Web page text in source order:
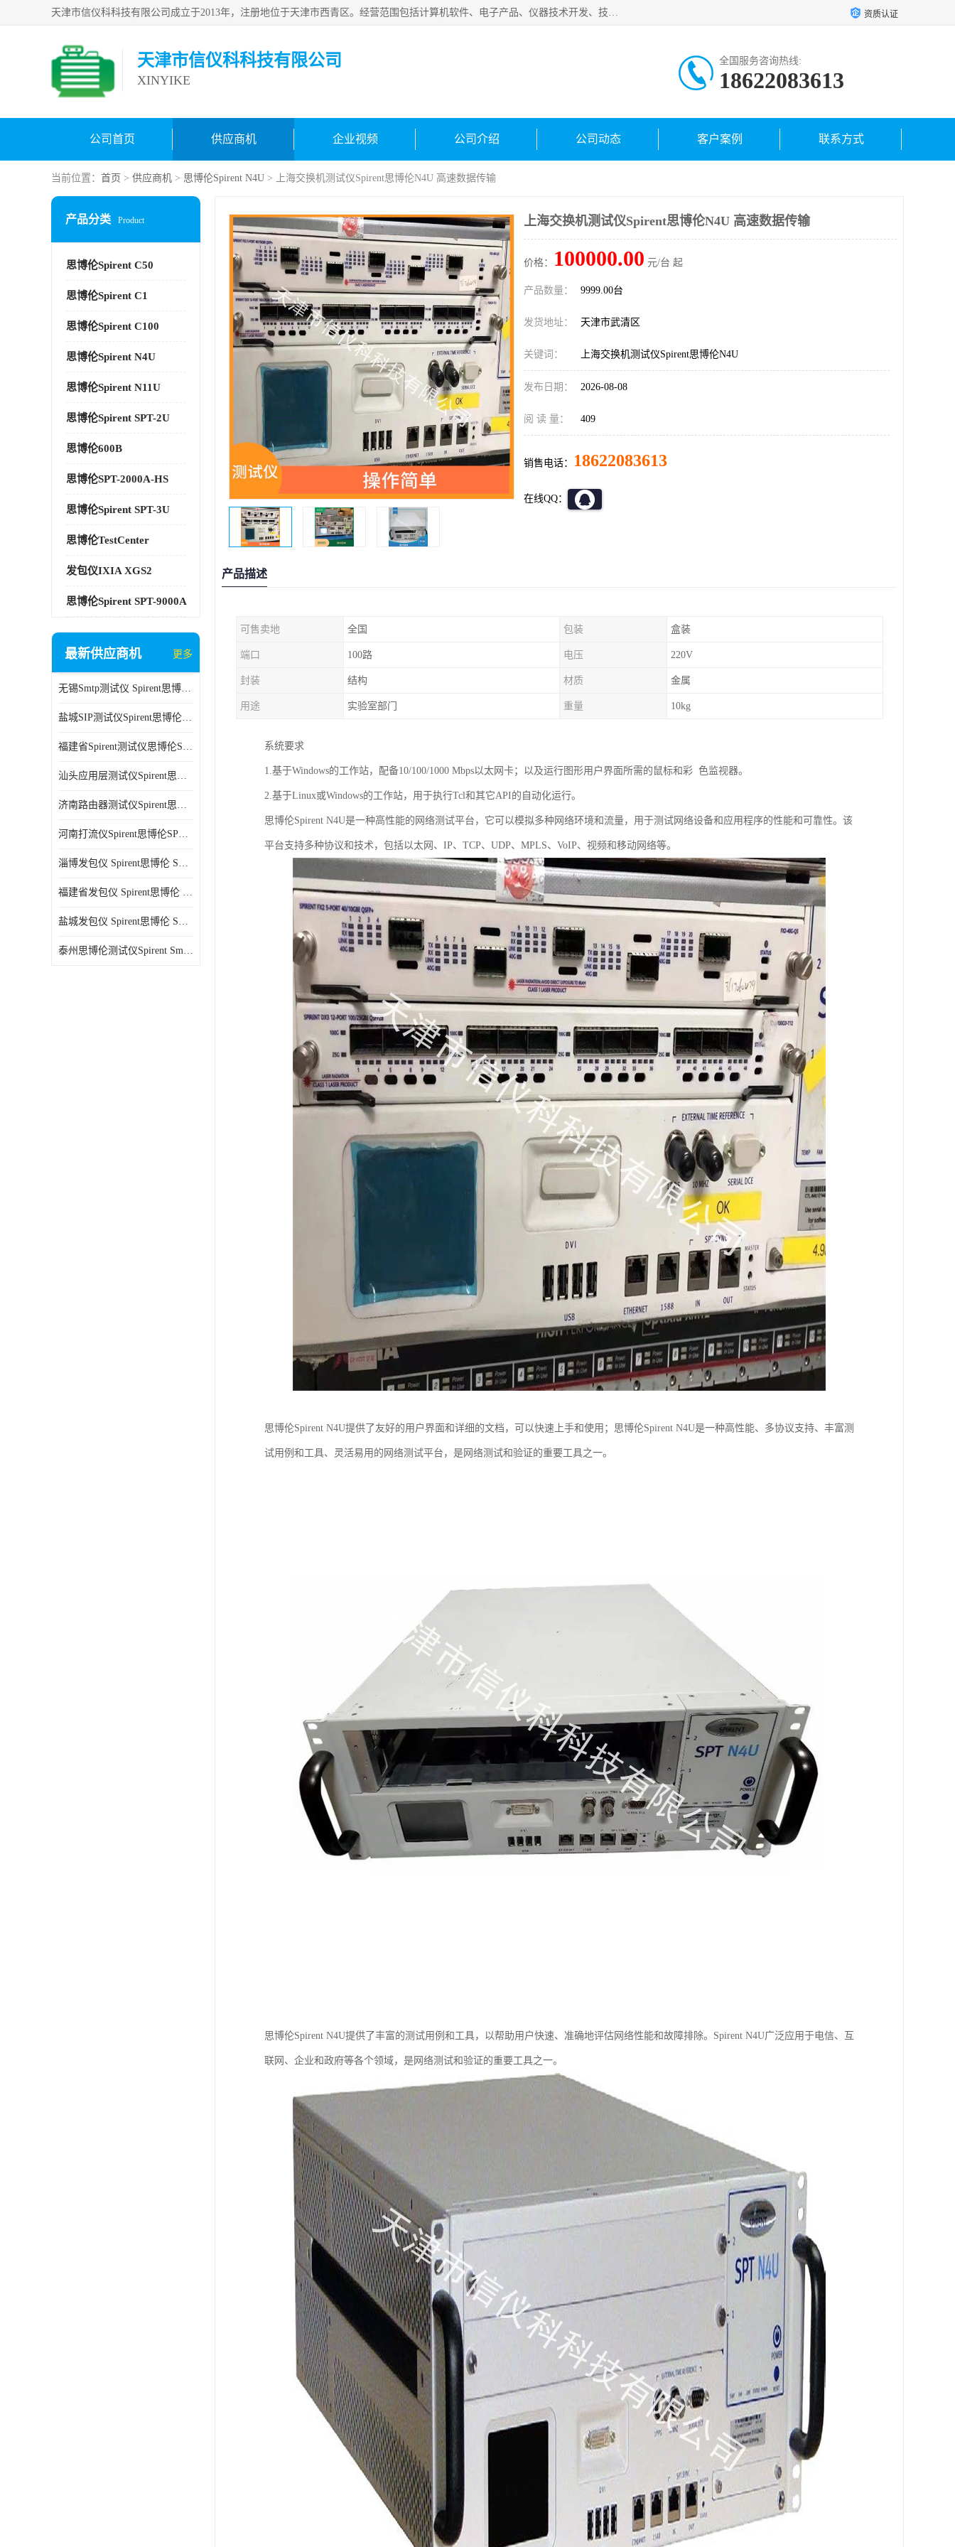
天津市信仪科科技有限公司成立于2013年，注册地位于天津市西青区。经营范围包括计算机软件、电子产品、仪器技术开发、技术转让、技术咨询、技术服务、网络工程、电子监控工程安装等；主要产品有：网络流量测试仪、Ixia XM2、XM12、XGS2、XGS12、400T、1600T、X16网络协议分析仪，Agilent N2X 等等各种型号，欢迎来电咨询。 资质认证
天津市信仪科科技有限公司
XINYIKE
全国服务咨询热线:
18622083613
公司首页 供应商机 企业视频 公司介绍 公司动态 客户案例 联系方式
当前位置： 首页 > 供应商机 > 思博伦Spirent N4U > 上海交换机测试仪Spirent思博伦N4U 高速数据传输
产品分类 Product
思博伦Spirent C50
思博伦Spirent C1
思博伦Spirent C100
思博伦Spirent N4U
思博伦Spirent N11U
思博伦Spirent SPT-2U
思博伦600B
思博伦SPT-2000A-HS
思博伦Spirent SPT-3U
思博伦TestCenter
发包仪IXIA XGS2
思博伦Spirent SPT-9000A
最新供应商机 更多
无锡Smtp测试仪 Spirent思博伦 C100 方便用户进行测试
盐城SIP测试仪Spirent思博伦SPT-2U 可扩展性较强 高速数据传输
福建省Spirent测试仪思博伦SPT-2U 能够快速上手 方便用户进行测试
汕头应用层测试仪Spirent思博伦SPT-2U 提高测试效率 适用于多种行业
济南路由器测试仪Spirent思博伦SPT-2U 用户界面友好 多种测试功能
河南打流仪Spirent思博伦SPT-2U 操作简单 灵活的测试方案
淄博发包仪 Spirent思博伦 SmartBits 600B 高速数据传输
福建省发包仪 Spirent思博伦 SmartBits 600B 可以支持多种通信技术
盐城发包仪 Spirent思博伦 SmartBits 600B 可配置多个单端测试模块
泰州思博伦测试仪Spirent SmartBits 600B 灵活的测试方案
上海交换机测试仪Spirent思博伦N4U 高速数据传输
价格： 100000.00 元/台 起
产品数量： 9999.00台
发货地址： 天津市武清区
关键词： 上海交换机测试仪Spirent思博伦N4U
发布日期： 2026-08-08
阅 读 量： 409
销售电话： 18622083613
在线QQ：
产品描述
可售卖地 全国 包装 盒装
端口 100路 电压 220V
封装 结构 材质 金属
用途 实验室部门 重量 10kg
系统要求
1.基于Windows的工作站，配备10/100/1000 Mbps以太网卡；以及运行图形用户界面所需的鼠标和彩 色监视器。
2.基于Linux或Windows的工作站，用于执行Tcl和其它API的自动化运行。
思博伦Spirent N4U是一种高性能的网络测试平台，它可以模拟多种网络环境和流量，用于测试网络设备和应用程序的性能和可靠性。该
平台支持多种协议和技术，包括以太网、IP、TCP、UDP、MPLS、VoIP、视频和移动网络等。
思博伦Spirent N4U提供了友好的用户界面和详细的文档，可以快速上手和使用；思博伦Spirent N4U是一种高性能、多协议支持、丰富测
试用例和工具、灵活易用的网络测试平台，是网络测试和验证的重要工具之一。
思博伦Spirent N4U提供了丰富的测试用例和工具，以帮助用户快速、准确地评估网络性能和故障排除。Spirent N4U广泛应用于电信、互
联网、企业和政府等各个领域，是网络测试和验证的重要工具之一。